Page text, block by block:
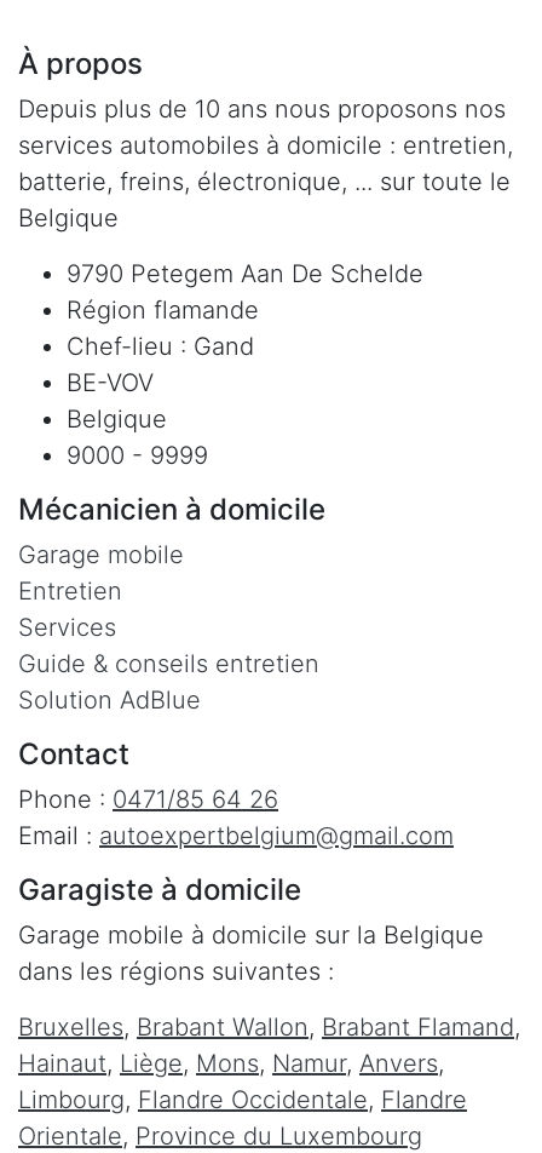
À propos
Depuis plus de 10 ans nous proposons nos
services automobiles à domicile : entretien,
batterie, freins, électronique, ... sur toute le
Belgique
9790 Petegem Aan De Schelde
Région flamande
Chef-lieu : Gand
BE-VOV
Belgique
9000 - 9999
Mécanicien à domicile
Garage mobile
Entretien
Services
Guide & conseils entretien
Solution AdBlue
Contact
Phone : 0471/85 64 26
Email : autoexpertbelgium@gmail.com
Garagiste à domicile
Garage mobile à domicile sur la Belgique
dans les régions suivantes :
Bruxelles, Brabant Wallon, Brabant Flamand,
Hainaut, Liège, Mons, Namur, Anvers,
Limbourg, Flandre Occidentale, Flandre
Orientale, Province du Luxembourg